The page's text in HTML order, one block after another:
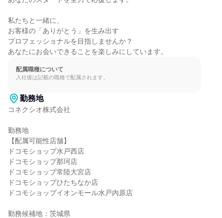
私たちと一緒に、
お客様の「ありがとう」を生み出す
プロフェッショナルを目指しませんか？
あなたにお会いできることを楽しみにしています。
配属職種について
入社後は記載の職種で配属されます。
勤務地
コネクシオ株式会社
勤務地
【配属可能性店舗】
ドコモショップ水戸西店
ドコモショップ那珂店
ドコモショップ常陸大宮店
ドコモショップひたちなか店
ドコモショップイオンモール水戸内原店
勤務候補地：茨城県